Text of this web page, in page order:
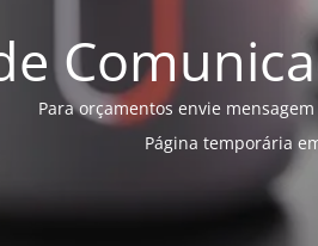
Para orçamentos envie
Página temporária